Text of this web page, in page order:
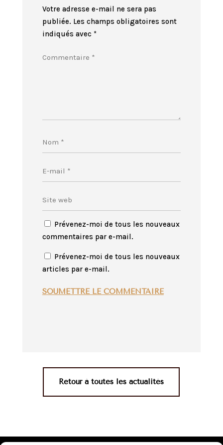
Votre adresse e-mail ne sera pas
publiée. Les champs obligatoires sont
indiqués avec *
Prévenez-moi de tous les nouveaux
commentaires par e-mail.
Prévenez-moi de tous les nouveaux
articles par e-mail.
SOUMETTRE LE COMMENTAIRE
Retour à toutes les actualités